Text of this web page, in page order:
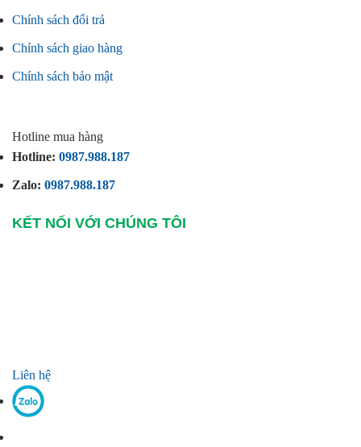
Chính sách đổi trả
Chính sách giao hàng
Chính sách bảo mật
Hotline mua hàng
Hotline: 0987.988.187
Zalo: 0987.988.187
KẾT NỐI VỚI CHÚNG TÔI
Liên hệ